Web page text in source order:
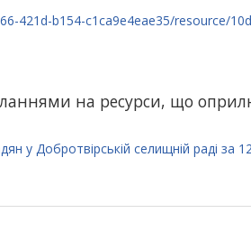
b154-c1ca9e4eae35/resource/
на ресурси, що
у Добротвірській селищній раді за 12